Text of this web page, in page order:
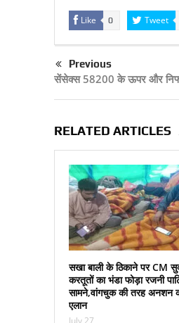
Like 0 Tweet
Previous
सेंसेक्स 58200 के ऊपर और
RELATED ARTICLES
सखा बाली के ठिकाने पर CM
करतूतों का भंडा फोड़ा रजनी
सामने,वांगचुक की तरह अनशन
एलान